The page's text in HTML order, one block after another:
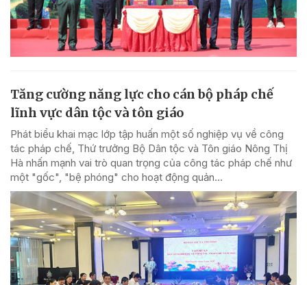
Tăng cường năng lực cho cán bộ pháp chế
lĩnh vực dân tộc và tôn giáo
Phát biểu khai mạc lớp tập huấn một số nghiệp vụ về công
tác pháp chế, Thứ trưởng Bộ Dân tộc và Tôn giáo Nông Thị
Hà nhấn mạnh vai trò quan trọng của công tác pháp chế như
một "gốc", "bệ phóng" cho hoạt động quản...